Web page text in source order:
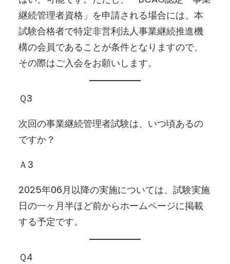
継続管理者資格」を申請される場合には、本
試験合格者で特定非営利法人事業継続推進機
構の会員であることが条件となりますので、
その際はご入会をお願いします。
Ｑ3
次回の事業継続管理者試験は、いつ頃あるの
ですか？
Ａ3
2025年06月以降の実施については、試験実施
日の一ヶ月半ほど前からホームページに掲載
する予定です。
Ｑ4